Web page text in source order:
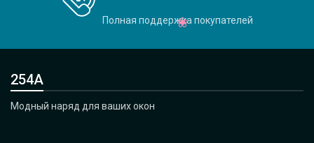
Полная поддержка покупателей
254А
Модный наряд для ваших окон